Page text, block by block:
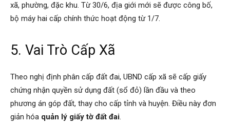
xã, phường, đặc khu. Từ 30/6, địa giới mới sẽ được công bố,
bộ máy hai cấp chính thức hoạt động từ 1/7.
5. Vai Trò Cấp Xã
Theo nghị định phân cấp đất đai, UBND cấp xã sẽ cấp giấy
chứng nhận quyền sử dụng đất (sổ đỏ) lần đầu và theo
phương án góp đất, thay cho cấp tỉnh và huyện. Điều này đơn
giản hóa quản lý giấy tờ đất đai.